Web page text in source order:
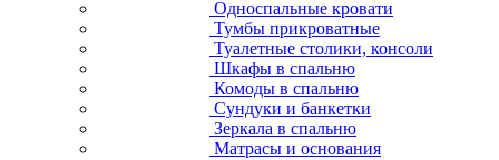
Односпальные кровати
Тумбы прикроватные
Туалетные столики, консоли
Шкафы в спальню
Комоды в спальню
Сундуки и банкетки
Зеркала в спальню
Матрасы и основания